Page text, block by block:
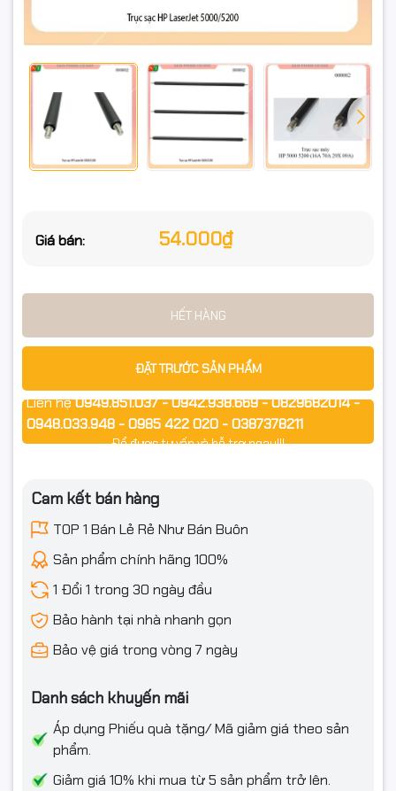
Giá bán: 54.000₫
HẾT HÀNG
ĐẶT TRƯỚC SẢN PHẨM
Liên hệ0949.851.037 - 0942.938.669 - 0829682014 -
0948.033.948 - 0985 422 020 - 0387378211
Để được tư vấn và hỗ trợ ngay!!!
Cam kết bán hàng
TOP 1 Bán Lẻ Rẻ Như Bán Buôn
Sản phẩm chính hãng 100%
1 Đổi 1 trong 30 ngày đầu
Bảo hành tại nhà nhanh gọn
Bảo vệ giá trong vòng 7 ngày
Danh sách khuyến mãi
Áp dụng Phiếu quà tặng/ Mã giảm giá theo sản
phẩm.
Giảm giá 10% khi mua từ 5 sản phẩm trở lên.
Hp LaserJet Pro M706n
Hp LaserJet Enterprise
HP LaserJet Enterprise MFP M725
Cartridge Canon Laser Trắng Đen
Cartridge Canon CRG309
Cartridge Canon CRG333
Canon imageCLASS
Canon imageCLASS 4000
Canon LBP 1810
Canon LBP 1620
Canon LBP 1820
Canon LBP 3500
Canon LBP 3900
Canon LBP 3920
Canon LBP 3950